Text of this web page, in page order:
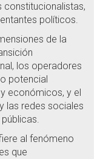
constitucionalistas,
políticos.
de la
los operadores
potencial
económicos, y el
las redes sociales
al fenómeno
que